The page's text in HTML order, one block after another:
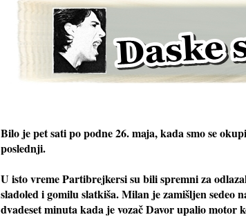
Bilo je pet sati po podne 26. maja, kada smo se
poslednji.
U isto vreme Partibrejkersi su bili spremni za
sladoled i gomilu slatkiša. Milan je zamišljen sedeo
dvadeset minuta kada je vozač Davor upalio motor